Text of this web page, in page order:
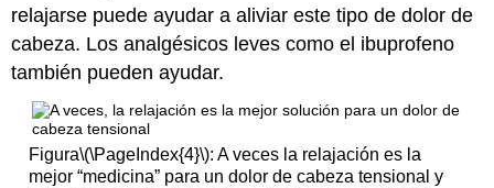
relajarse puede ayudar a aliviar este tipo de dolor de
cabeza. Los analgésicos leves como el ibuprofeno
también pueden ayudar.
Figura\(\PageIndex{4}\): A veces la relajación es la
mejor “medicina” para un dolor de cabeza tensional y